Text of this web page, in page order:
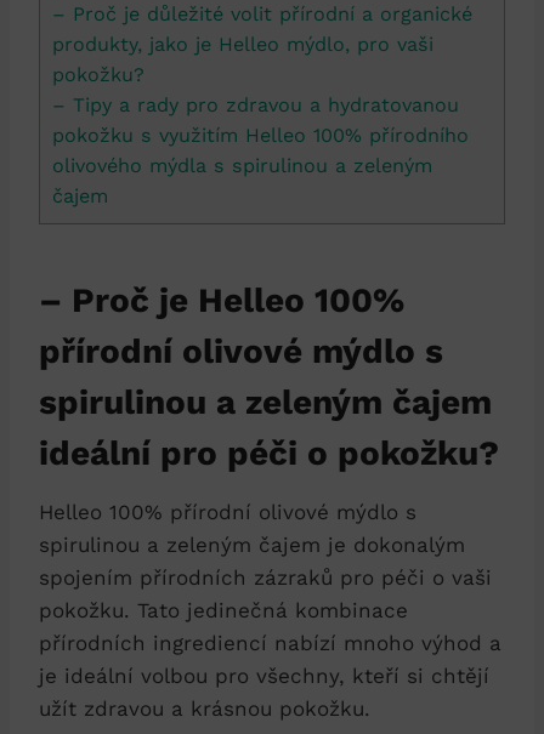
– Proč je důležité volit přírodní a organické
produkty, jako je Helleo mýdlo, pro vaši
pokožku?
– Tipy a rady pro zdravou a hydratovanou
pokožku s využitím Helleo 100% přírodního
olivového mýdla s spirulinou a zeleným
čajem
– Proč je Helleo 100%
přírodní olivové mýdlo s
spirulinou a zeleným čajem
ideální pro péči o pokožku?
Helleo 100% přírodní olivové mýdlo s
spirulinou a zeleným čajem je dokonalým
spojením přírodních zázraků pro péči o vaši
pokožku. Tato jedinečná kombinace
přírodních ingrediencí nabízí mnoho výhod a
je ideální volbou pro všechny, kteří si chtějí
užít zdravou a krásnou pokožku.